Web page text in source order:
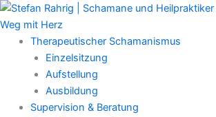
Zum
Inhalt
springenTherapeutischer Schamanismus
Einzelsitzung
Aufstellung
Ausbildung
Supervision & Beratung
Main
Menu